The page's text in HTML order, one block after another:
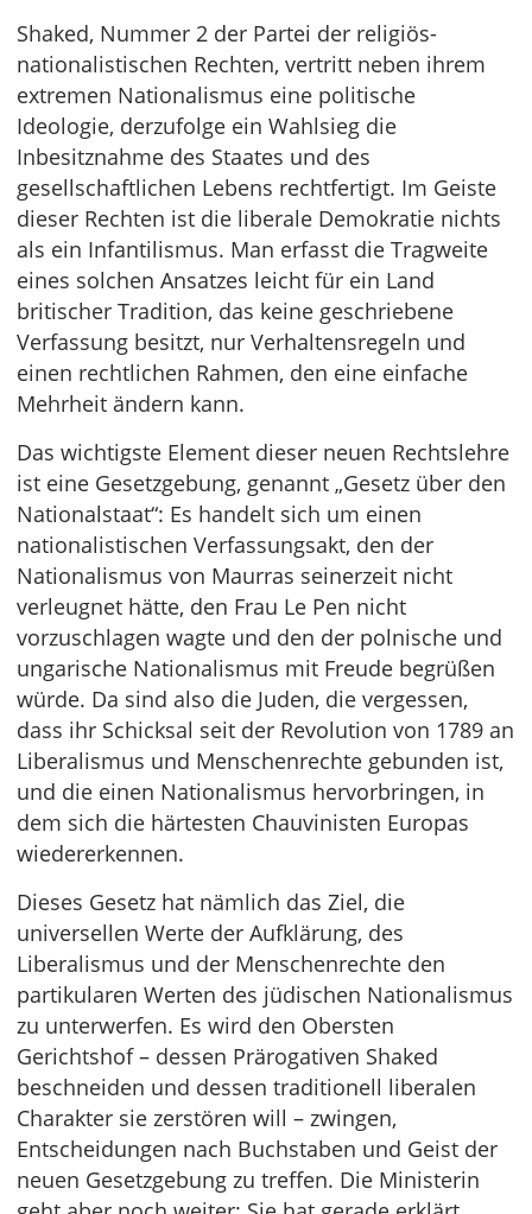
Shaked, Nummer 2 der Partei der religiös-
nationalistischen Rechten, vertritt neben ihrem
extremen Nationalismus eine politische
Ideologie, derzufolge ein Wahlsieg die
Inbesitznahme des Staates und des
gesellschaftlichen Lebens rechtfertigt. Im Geiste
dieser Rechten ist die liberale Demokratie nichts
als ein Infantilismus. Man erfasst die Tragweite
eines solchen Ansatzes leicht für ein Land
britischer Tradition, das keine geschriebene
Verfassung besitzt, nur Verhaltensregeln und
einen rechtlichen Rahmen, den eine einfache
Mehrheit ändern kann.
Das wichtigste Element dieser neuen Rechtslehre
ist eine Gesetzgebung, genannt „Gesetz über den
Nationalstaat“: Es handelt sich um einen
nationalistischen Verfassungsakt, den der
Nationalismus von Maurras seinerzeit nicht
verleugnet hätte, den Frau Le Pen nicht
vorzuschlagen wagte und den der polnische und
ungarische Nationalismus mit Freude begrüßen
würde. Da sind also die Juden, die vergessen,
dass ihr Schicksal seit der Revolution von 1789 an
Liberalismus und Menschenrechte gebunden ist,
und die einen Nationalismus hervorbringen, in
dem sich die härtesten Chauvinisten Europas
wiedererkennen.
Dieses Gesetz hat nämlich das Ziel, die
universellen Werte der Aufklärung, des
Liberalismus und der Menschenrechte den
partikularen Werten des jüdischen Nationalismus
zu unterwerfen. Es wird den Obersten
Gerichtshof – dessen Prärogativen Shaked
beschneiden und dessen traditionell liberalen
Charakter sie zerstören will – zwingen,
Entscheidungen nach Buchstaben und Geist der
neuen Gesetzgebung zu treffen. Die Ministerin